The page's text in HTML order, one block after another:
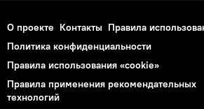
О проекте Контакты Правила
Политика конфиденциальности
Правила использования «cookie»
Правила применения рекомендательных
технологий